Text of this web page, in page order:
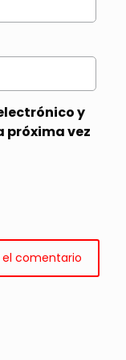
y
próxima vez